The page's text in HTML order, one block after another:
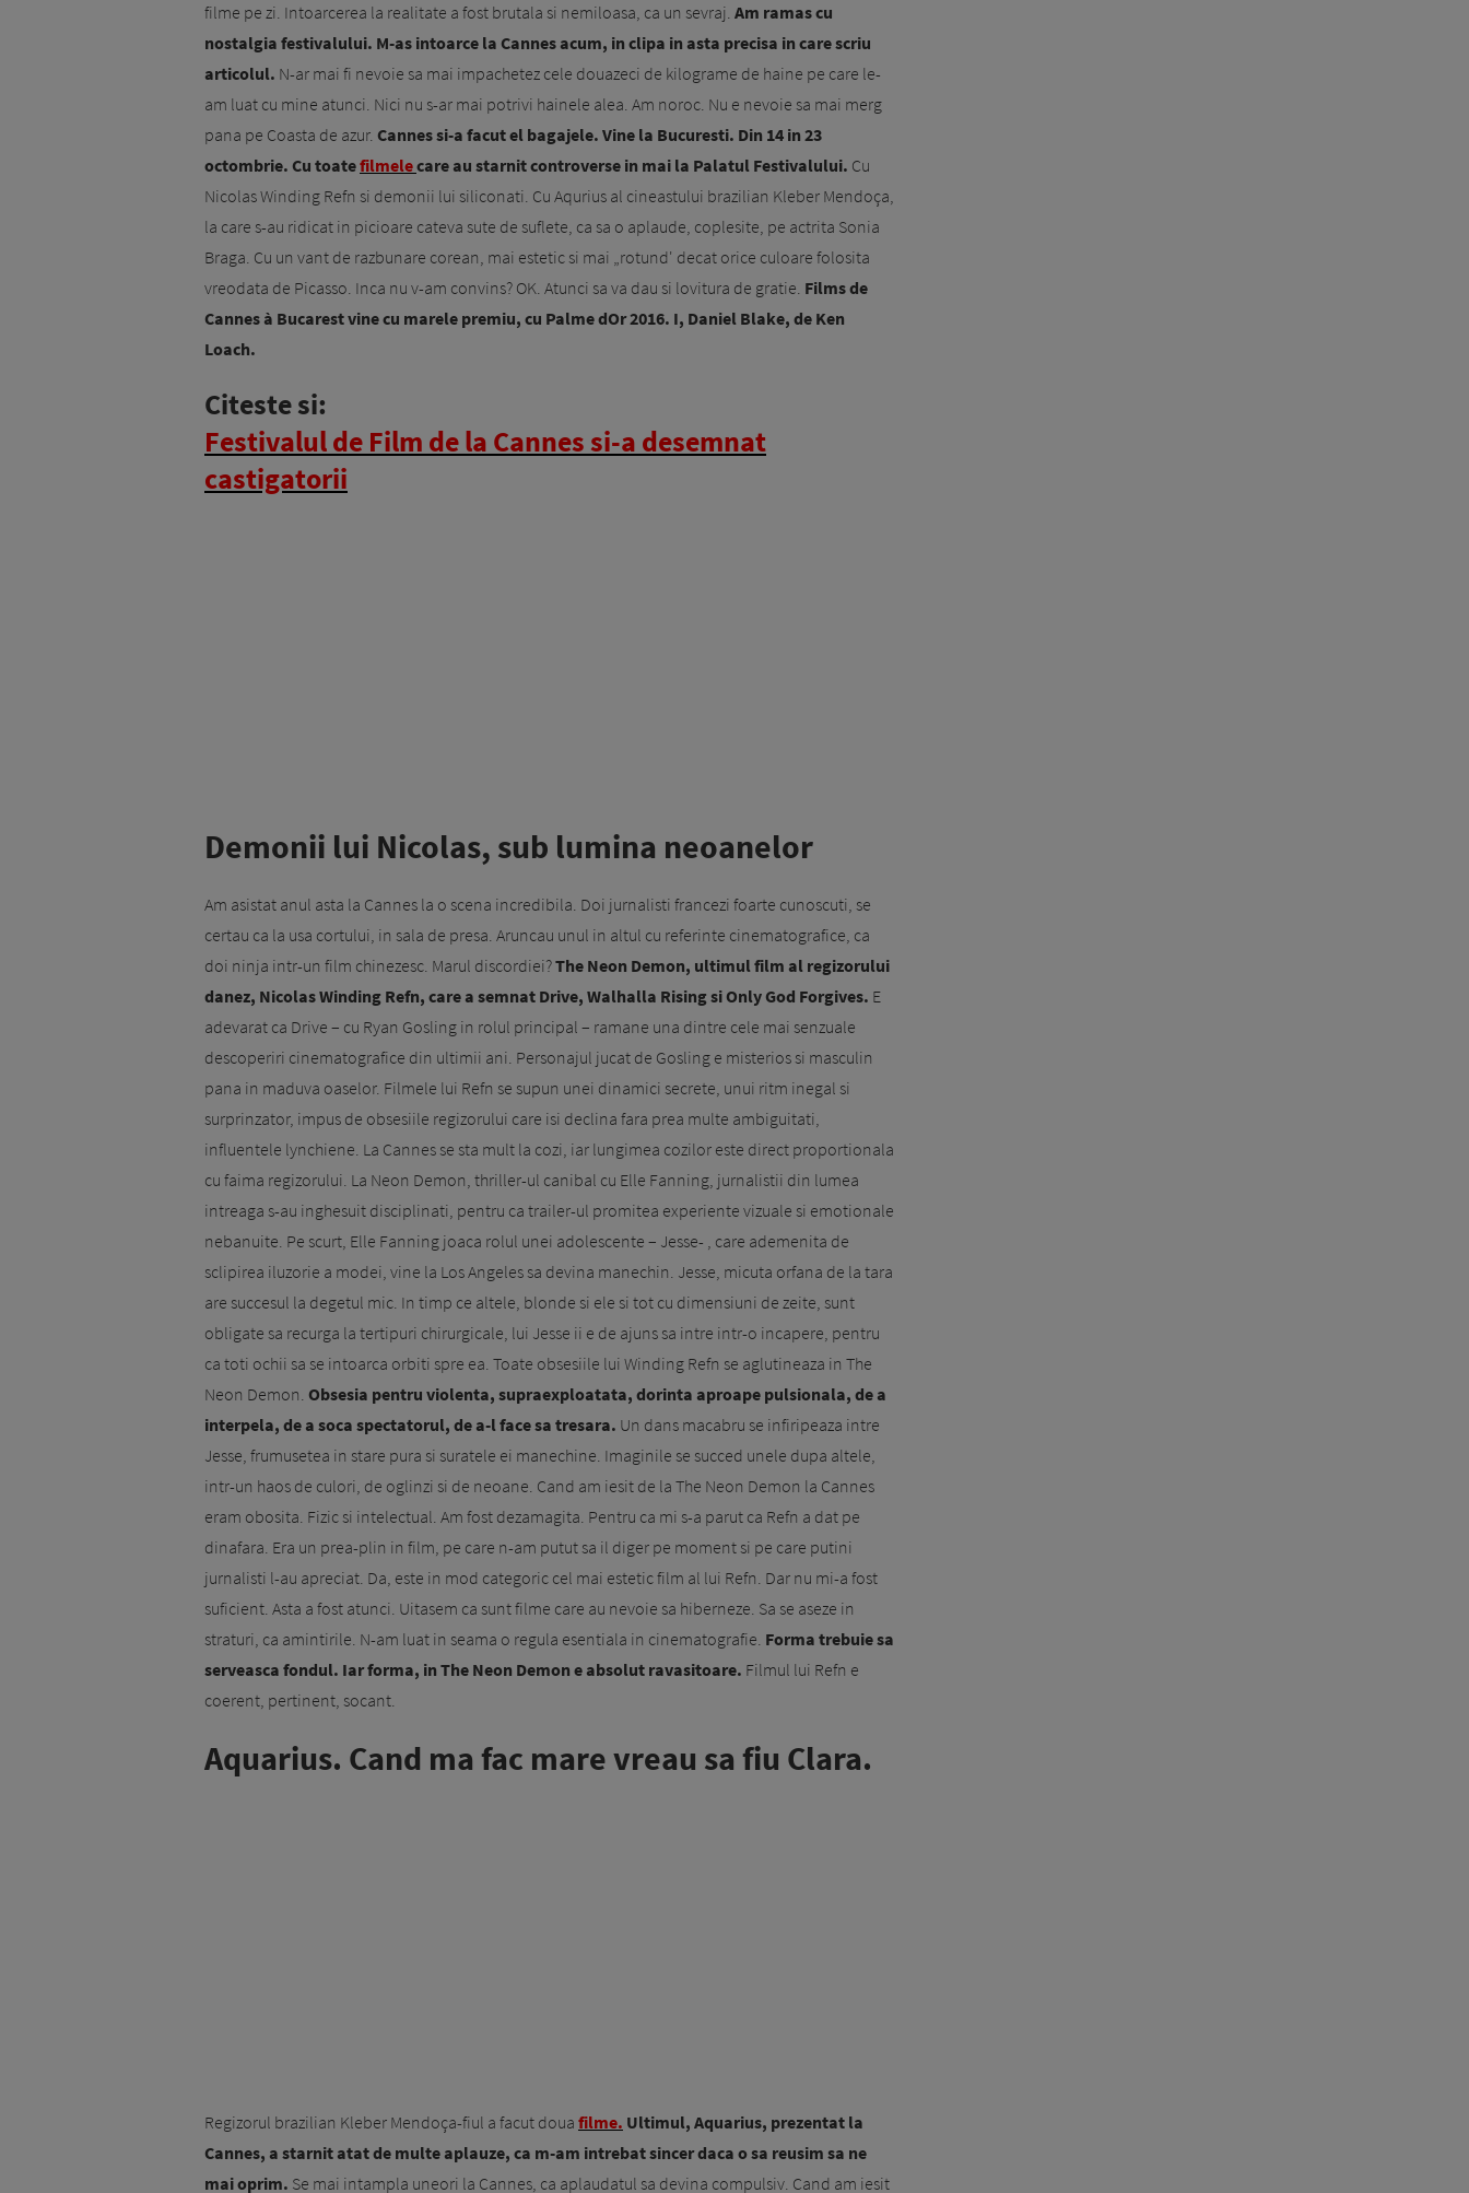
filme pe zi. Intoarcerea la realitate a fost brutala si nemiloasa, ca un sevraj. Am ramas cu
nostalgia festivalului. M-as intoarce la Cannes acum, in clipa in asta precisa in care scriu
articolul. N-ar mai fi nevoie sa mai impachetez cele douazeci de kilograme de haine pe care le-
am luat cu mine atunci. Nici nu s-ar mai potrivi hainele alea. Am noroc. Nu e nevoie sa mai merg
pana pe Coasta de azur. Cannes si-a facut el bagajele. Vine la Bucuresti. Din 14 in 23
octombrie. Cu toatefilmelecare au starnit controverse in mai la Palatul Festivalului. Cu
Nicolas Winding Refn si demonii lui siliconati. Cu Aqurius al cineastului brazilian Kleber Mendoça,
la care s-au ridicat in picioare cateva sute de suflete, ca sa o aplaude, coplesite, pe actrita Sonia
Braga. Cu un vant de razbunare corean, mai estetic si mai „rotund' decat orice culoare folosita
vreodata de Picasso. Inca nu v-am convins? OK. Atunci sa va dau si lovitura de gratie. Films de
Cannes à Bucarest vine cu marele premiu, cu Palme dOr 2016. I, Daniel Blake, de Ken
Loach.
Citeste si:
Festivalul de Film de la Cannes si-a desemnat
castigatorii
Demonii lui Nicolas, sub lumina neoanelor
Am asistat anul asta la Cannes la o scena incredibila. Doi jurnalisti francezi foarte cunoscuti, se
certau ca la usa cortului, in sala de presa. Aruncau unul in altul cu referinte cinematografice, ca
doi ninja intr-un film chinezesc. Marul discordiei?The Neon Demon, ultimul film al regizorului
danez, Nicolas Winding Refn, care a semnat Drive, Walhalla Rising si Only God Forgives. E
adevarat ca Drive – cu Ryan Gosling in rolul principal – ramane una dintre cele mai senzuale
descoperiri cinematografice din ultimii ani. Personajul jucat de Gosling e misterios si masculin
pana in maduva oaselor. Filmele lui Refn se supun unei dinamici secrete, unui ritm inegal si
surprinzator, impus de obsesiile regizorului care isi declina fara prea multe ambiguitati,
influentele lynchiene. La Cannes se sta mult la cozi, iar lungimea cozilor este direct proportionala
cu faima regizorului. La Neon Demon, thriller-ul canibal cu Elle Fanning, jurnalistii din lumea
intreaga s-au inghesuit disciplinati, pentru ca trailer-ul promitea experiente vizuale si emotionale
nebanuite. Pe scurt, Elle Fanning joaca rolul unei adolescente – Jesse- , care ademenita de
sclipirea iluzorie a modei, vine la Los Angeles sa devina manechin. Jesse, micuta orfana de la tara
are succesul la degetul mic. In timp ce altele, blonde si ele si tot cu dimensiuni de zeite, sunt
obligate sa recurga la tertipuri chirurgicale, lui Jesse ii e de ajuns sa intre intr-o incapere, pentru
ca toti ochii sa se intoarca orbiti spre ea. Toate obsesiile lui Winding Refn se aglutineaza in The
Neon Demon. Obsesia pentru violenta, supraexploatata, dorinta aproape pulsionala, de a
interpela, de a soca spectatorul, de a-l face sa tresara. Un dans macabru se infiripeaza intre
Jesse, frumusetea in stare pura si suratele ei manechine. Imaginile se succed unele dupa altele,
intr-un haos de culori, de oglinzi si de neoane. Cand am iesit de la The Neon Demon la Cannes
eram obosita. Fizic si intelectual. Am fost dezamagita. Pentru ca mi s-a parut ca Refn a dat pe
dinafara. Era un prea-plin in film, pe care n-am putut sa il diger pe moment si pe care putini
jurnalisti l-au apreciat. Da, este in mod categoric cel mai estetic film al lui Refn. Dar nu mi-a fost
suficient. Asta a fost atunci. Uitasem ca sunt filme care au nevoie sa hiberneze. Sa se aseze in
straturi, ca amintirile. N-am luat in seama o regula esentiala in cinematografie. Forma trebuie sa
serveasca fondul. Iar forma, in The Neon Demon e absolut ravasitoare. Filmul lui Refn e
coerent, pertinent, socant.
Aquarius. Cand ma fac mare vreau sa fiu Clara.
Regizorul brazilian Kleber Mendoça-fiul a facut doua filme. Ultimul, Aquarius, prezentat la
Cannes, a starnit atat de multe aplauze, ca m-am intrebat sincer daca o sa reusim sa ne
mai oprim. Se mai intampla uneori la Cannes, ca aplaudatul sa devina compulsiv. Cand am iesit